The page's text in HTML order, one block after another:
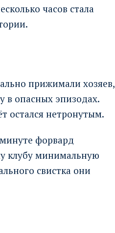
часов стала
прижимали хозяев,
в опасных эпизодах.
остался нетронутым.
форвард
клубу минимальную
свистка они